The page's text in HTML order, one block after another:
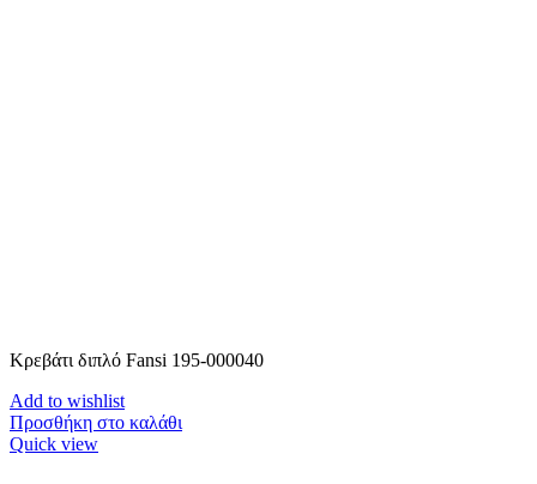
Κρεβάτι διπλό Fansi 195-000040
Add to wishlist
Προσθήκη στο καλάθι
Quick view